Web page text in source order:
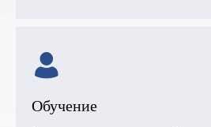
Обучение